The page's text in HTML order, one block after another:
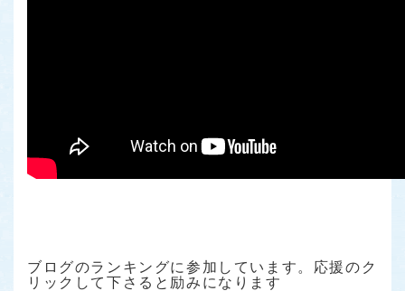
ブログのランキングに参加しています。応援のク
リックして下さると励みになります